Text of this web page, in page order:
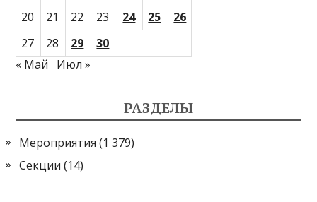
20
21 22 23 24 25
26
27
28 29
30
« Май
Июл »
РАЗДЕЛЫ
Мероприятия (1 379)
Секции (14)